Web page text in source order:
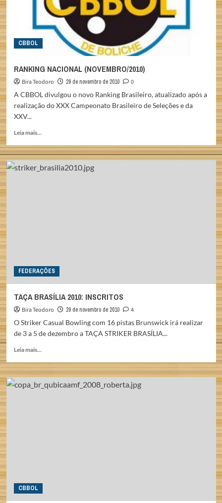
CBBOL
RANKING NACIONAL (NOVEMBRO/2010)
Bira Teodoro 29 de novembro de 2010
0
A CBBOL divulgou o novo Ranking Brasileiro, atualizado após a
realização do XXX Campeonato Brasileiro de Seleções e da
XXV...
Leia mais...
about
RANKING
NACIONAL
FEDERAÇÕES
TAÇA BRASÍLIA 2010: INSCRITOS
Bira Teodoro 29 de novembro de 2010
4
O Striker Casual Bowling com 16 pistas Brunswick irá realizar
de 3 a 5 de dezembro a TAÇA STRIKER BRASÍLIA...
Leia mais...
TAÇA
BRASÍLIA
CBBOL